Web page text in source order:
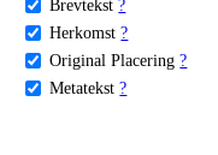
Brevtekst ?
Herkomst ?
Original Placering ?
Metatekst ?